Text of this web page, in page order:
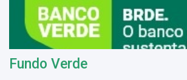
Fundo Verde